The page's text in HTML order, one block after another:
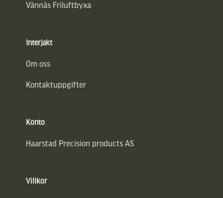
Vännäs Friluftbyxa
Interjakt
Om oss
Kontaktuppgifter
Konto
Haarstad Precision products AS
Villkor